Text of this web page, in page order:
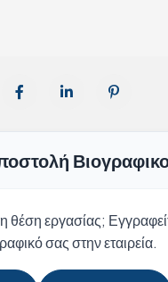
θέση εργασίας;
σας στην εταιρεία.